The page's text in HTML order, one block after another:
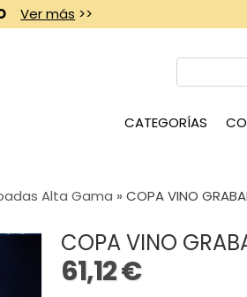
Ver más >>
CATEGORÍAS
Alta Gama » COPA VINO
COPA VINO
61,12 €